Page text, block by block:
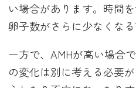
い場合があります。時間
卵子数がさらに少なくな
一方で、AMHが高い場合
の変化は別に考える必要